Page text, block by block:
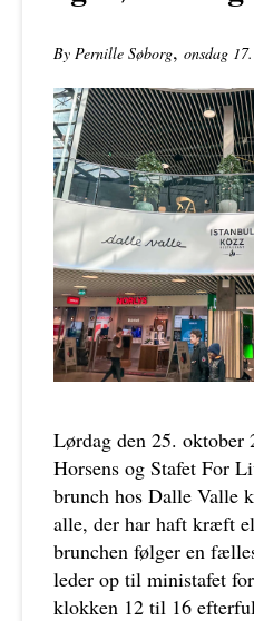
By Pernille Søborg, onsdag
Lørdag den 25.
Horsens og Stafet For
brunch hos Dalle Valle
alle, der har haft kræft
brunchen følger en
leder op til ministafet
klokken 12 til 16